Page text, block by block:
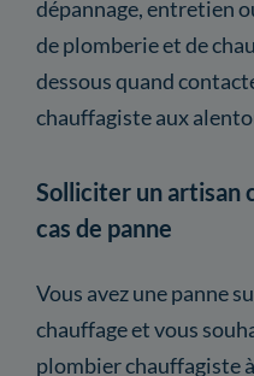
dépannage, entretien
de plomberie et de
dessous quand
chauffagiste aux
Solliciter un artisan
cas de panne
Vous avez une panne
chauffage et vous
plombier chauffagiste